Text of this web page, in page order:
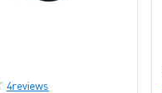
4reviews